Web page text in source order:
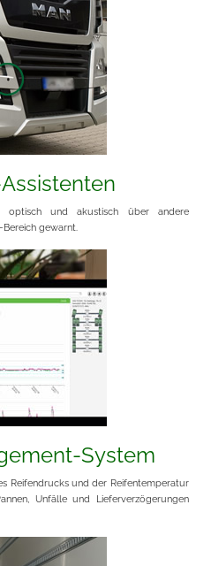
optisch und akustisch über andere
gewarnt.
System
Reifendrucks und der Reifentemperatur
Unfälle und Lieferverzögerungen